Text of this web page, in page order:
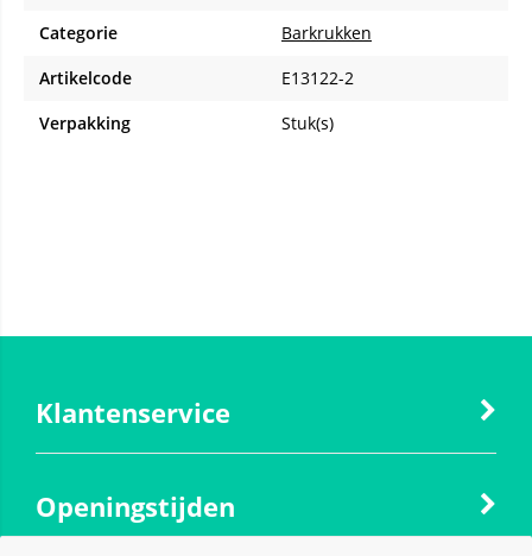
Categorie
Barkrukken
Artikelcode
E13122-2
Verpakking
Stuk(s)
Klantenservice
Openingstijden